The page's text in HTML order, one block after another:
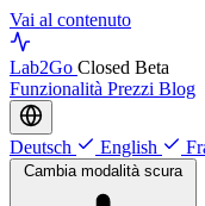
Vai al contenuto
Lab2Go Closed Beta
Funzionalità Prezzi Blog
Deutsch English
Cambia modalità scura